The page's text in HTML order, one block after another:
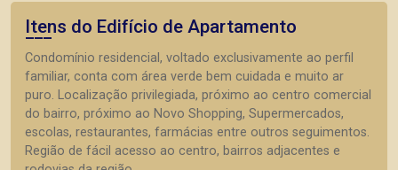
Itens do Edifício de Apartamento
Condomínio residencial, voltado exclusivamente ao perfil
familiar, conta com área verde bem cuidada e muito ar
puro. Localização privilegiada, próximo ao centro comercial
do bairro, próximo ao Novo Shopping, Supermercados,
escolas, restaurantes, farmácias entre outros seguimentos.
Região de fácil acesso ao centro, bairros adjacentes e